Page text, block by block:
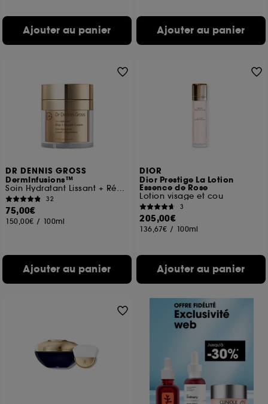
Ajouter au panier Ajouter au panier
DR DENNIS GROSS
DermInfusions™
Soin Hydratant Lissant + Réparateur
32
75,00€
150,00€ / 100ml
Ajouter au panier
DIOR
Dior Prestige La Lotion
Essence de Rose
Lotion visage et cou
3
205,00€
136,67€ / 100ml
Ajouter au panier